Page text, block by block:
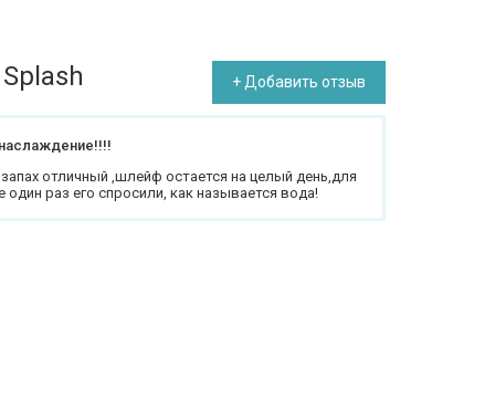
+ Добавить отзыв
отличный ,шлейф остается на целый день,для
раз его спросили, как называется вода!